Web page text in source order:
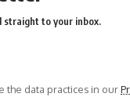
straight to your inbox.
the data practices in our